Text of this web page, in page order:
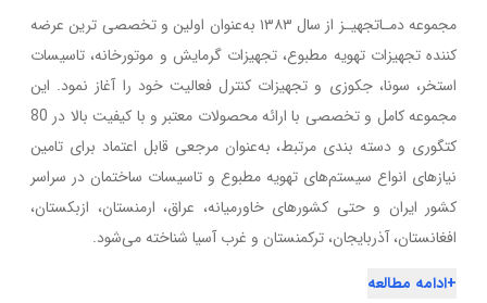
مجموعه دمـاتجهیـز از سال ۱۳۸۳ به‌عنوان اولین و تخصصی ترین عرضه
کننده تجهیزات تهویه مطبوع، تجهیزات گرمایش و موتورخانه، تاسیسات
استخر، سونا، جکوزی و تجهیزات کنترل فعالیت خود را آغاز نمود. این
مجموعه کامل و تخصصی با ارائه محصولات معتبر و با کیفیت بالا در 80
کتگوری و دسته بندی مرتبط، به‌عنوان مرجعی قابل اعتماد برای تامین
نیازهای انواع سیستم‌های تهویه مطبوع و تاسیسات ساختمان در سراسر
کشور ایران و حتی کشورهای خاورمیانه، عراق، ارمنستان، ازبکستان،
افغانستان، آذربایجان، ترکمنستان و غرب آسیا شناخته می‌شود.
+ادامه مطالعه